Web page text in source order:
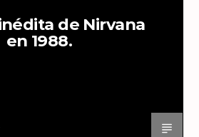
de Nirvana
en 1988.